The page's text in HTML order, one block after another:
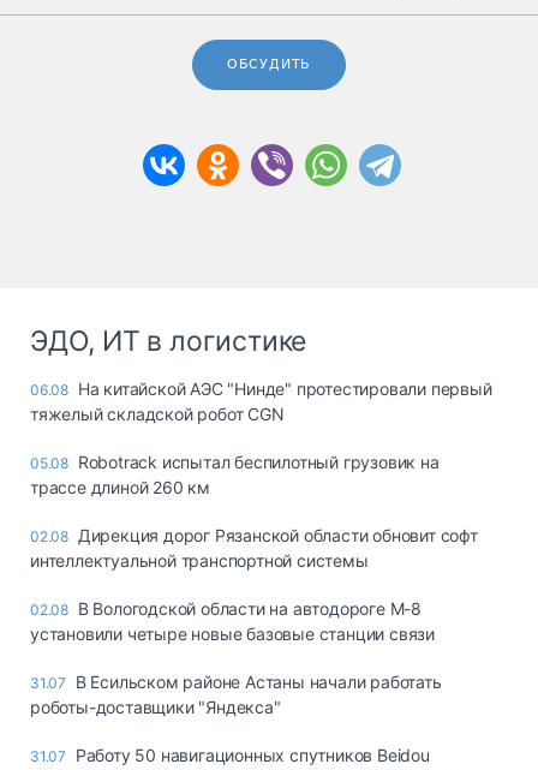
ОБСУДИТЬ
ЭДО, ИТ в логистике
06.08 На китайской АЭС "Нинде" протестировали первый
тяжелый складской робот CGN
05.08 Robotrack испытал беспилотный грузовик на
трассе длиной 260 км
02.08 Дирекция дорог Рязанской области обновит софт
интеллектуальной транспортной системы
02.08 В Вологодской области на автодороге М-8
установили четыре новые базовые станции связи
31.07
В Есильском районе Астаны начали работать
роботы-доставщики "Яндекса"
31.07
Работу 50 навигационных спутников Beidou